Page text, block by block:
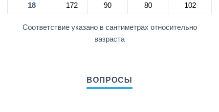
18 172 90 80 102
Соответствие указано в сантиметрах относительно
вазраста